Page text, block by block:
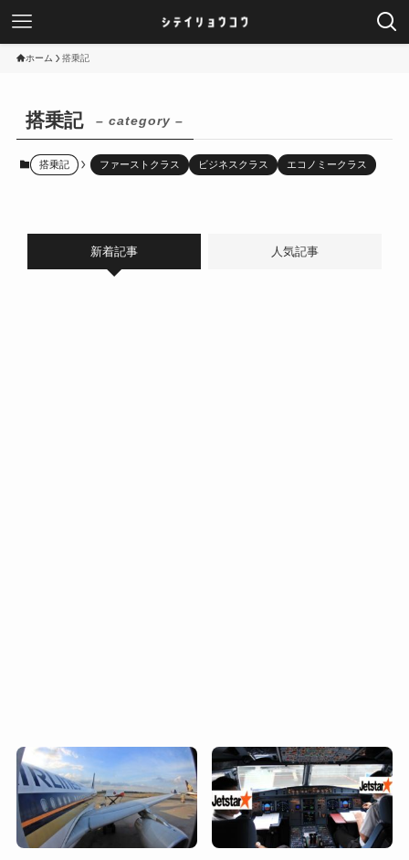
ホーム 搭乗記
搭乗記 – category –
搭乗記 ファーストクラス ビジネスクラス エコノミークラス
新着記事 人気記事